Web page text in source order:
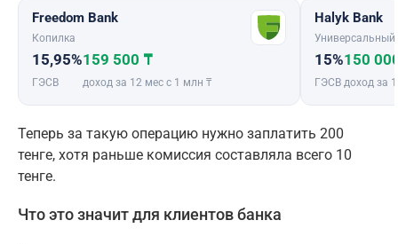
Freedom Bank
Копилка
15,95%
ГЭСВ
159 500 ₸
доход за 12 мес с 1 млн ₸
Halyk Bank
Универсальный
15%
ГЭСВ
150
доход за
Теперь за такую операцию нужно заплатить 200
тенге, хотя раньше комиссия составляла всего 10
тенге.
Что это значит для клиентов банка